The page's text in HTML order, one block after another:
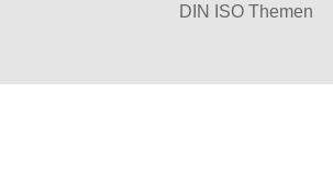
DIN ISO Themen